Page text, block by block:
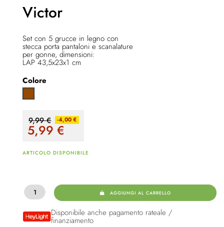
Victor
Set con 5 grucce in legno con
stecca porta pantaloni e scanalature
per gonne, dimensioni:
LAP 43,5x23x1 cm
Colore
9,99 € -4,00 €
5,99€
ARTICOLO DISPONIBILE
AGGIUNGI AL CARRELLO
Disponibile anche pagamento rateale /
finanziamento